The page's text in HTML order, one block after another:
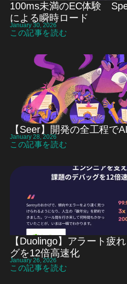
100ms未満のEC体験
による瞬時ロード
January 30, 2026
この記事を読む
【Seer】開発の全工程で
January 28, 2026
この記事を読む
【Duolingo】アラート疲
グを12倍高速化
January 26, 2026
この記事を読む